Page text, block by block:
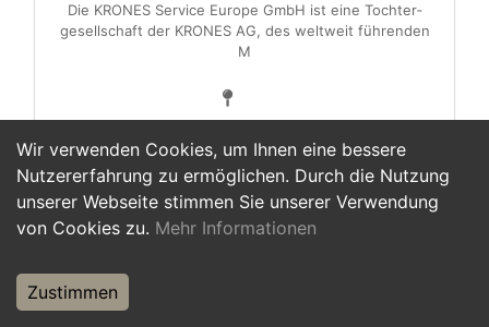
Wir verwenden Cookies, um Ihnen eine bessere
Nutzererfahrung zu ermöglichen. Durch die Nutzung
unserer Webseite stimmen Sie unserer Verwendung
von Cookies zu. Mehr Informationen
Zustimmen
Die KRONES Service Europe GmbH ist eine Tochter­
gesellschaft der KRONES AG, des weltweit führenden
M
1